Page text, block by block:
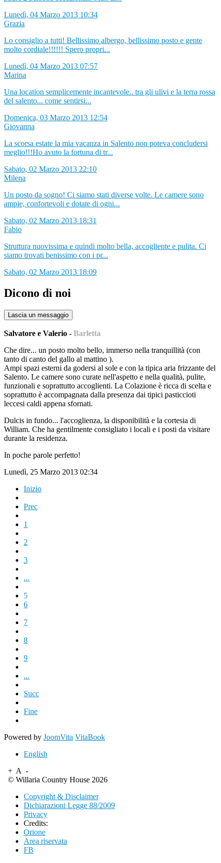
Lunedì, 04 Marzo 2013 10:34
Grazia
Lo consiglio a tutti! Bellissimo albergo, bellissimo posto e gente
molto cordiale!!!!!! Spero propri...
Lunedì, 04 Marzo 2013 07:57
Marina
Una location semplicemente incantevole.. tra gli ulivi e la terra rossa
del salento... come sentirsi...
Domenica, 03 Marzo 2013 12:54
Giovanna
La scorsa estate la mia vacanza in Salento non poteva concludersi
meglio!!!Ho avuto la fortuna di tr...
Sabato, 02 Marzo 2013 22:10
Milena
Un posto da sogno! Ci siamo stati diverse volte. Le camere sono
ampie, confortevoli e dotate di ogni...
Sabato, 02 Marzo 2013 18:31
Fabio
Struttura nuovissima e quindi molto bella, accogliente e pulita. Ci
siamo trovati benissimo con i pr...
Sabato, 02 Marzo 2013 18:09
Dicono di noi
Lascia un messaggio
Salvatore e Valerio - Barletta
Che dire... un posto molto bello, immerso nella tranquillità (con
tanto di canto del gallo al mattino ).
Ampi spazi esterni da godersi al sole e con la tipica aria frizzante del
Salento. Le camere sono curate nell'aspetto e nella qualità, pulite,
funzionali e soprattutto accoglienti. La Colazione è ricca di scelta e
soprattutto è accompagnata dalla presenza dai tipici pasticcioti
leccesi caldi appena sfornati.
Dulcis in fundo... l'accoglienza, la disponibilità e la cortesia di
William. Che ha gentilmente consigliato i locali e i posti da visitare
durante la residenza.
In poche parole perfetto!
Lunedì, 25 Marzo 2013 02:34
Inizio
Prec
1
2
3
...
5
6
7
8
9
...
Succ
Fine
Powered by JoomVita VitaBook
English
+ A -
© Willaria Country House 2026
Copyright & Disclaimer
Dichiarazioni Legge 88/2009
Privacy
Credits:
Orione
Area riservata
FB